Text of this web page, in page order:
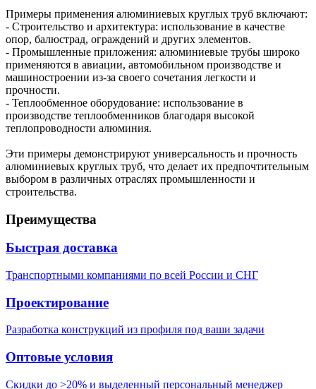
Примеры применения алюминиевых круглых труб включают:
- Строительство и архитектура: использование в качестве
опор, балюстрад, ограждений и других элементов.
- Промышленные приложения: алюминиевые трубы широко
применяются в авиации, автомобильном производстве и
машиностроении из-за своего сочетания легкости и
прочности.
- Теплообменное оборудование: использование в
производстве теплообменников благодаря высокой
теплопроводности алюминия.
Эти примеры демонстрируют универсальность и прочность
алюминиевых круглых труб, что делает их предпочтительным
выбором в различных отраслях промышленности и
строительства.
Преимущества
Быстрая доставка
Транспортными компаниями по всей России и СНГ
Проектирование
Разработка конструкций из профиля под ваши задачи
Оптовые условия
Скидки до >20% и выделенный персональный менеджер